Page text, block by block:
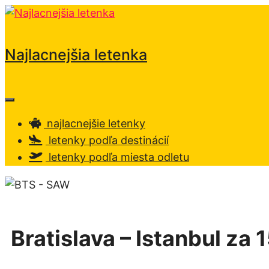
Preskočiť
obsah
Najlacnejšia letenka
Menu
najlacnejšie letenky
letenky podľa destinácií
letenky podľa miesta odletu
Bratislava – Istanbul za